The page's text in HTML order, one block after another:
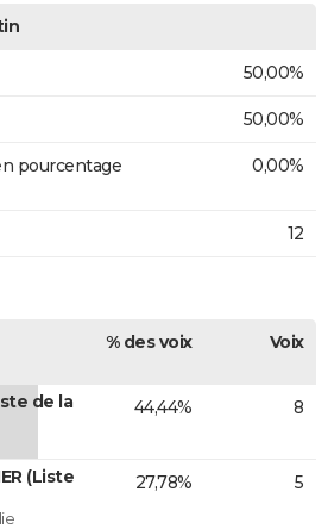
50,00%
50,00%
pourcentage
0,00%
12
% des voix Voix
de la
44,44% 8
(Liste
27,78% 5